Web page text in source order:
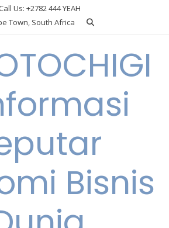
Call Us: +2782 444 YEAH
Town, South Africa
Bisnis